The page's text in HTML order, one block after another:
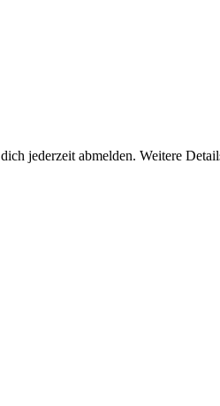
jederzeit abmelden. Weitere